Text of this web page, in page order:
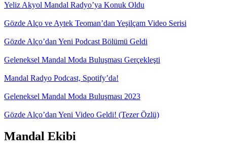
Yeliz Akyol Mandal Radyo’ya Konuk Oldu
Gözde Alço ve Aytek Teoman’dan Yeşilçam Video Serisi
Gözde Alço’dan Yeni Podcast Bölümü Geldi
Geleneksel Mandal Moda Buluşması Gerçekleşti
Mandal Radyo Podcast, Spotify’da!
Geleneksel Mandal Moda Buluşması 2023
Gözde Alço’dan Yeni Video Geldi! (Tezer Özlü)
Mandal Ekibi